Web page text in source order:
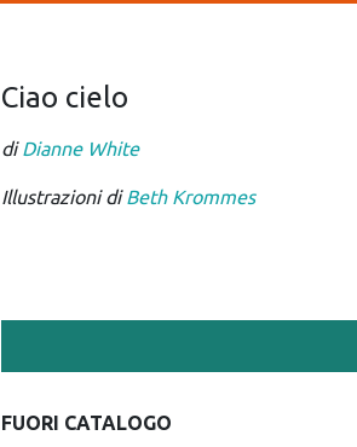
Ciao cielo
diDianne White
Illustrazioni diBeth Krommes
FUORI CATALOGO